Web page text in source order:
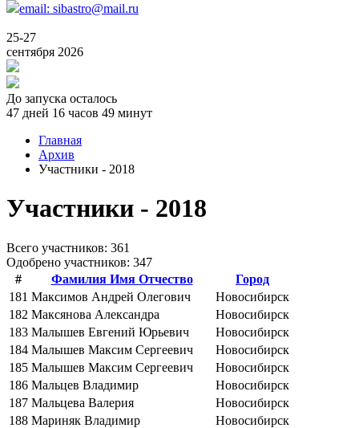
email: sibastro@mail.ru
25-27
сентября 2026
До запуска осталось
47 дней 16 часов 49 минут
Главная
Архив
Участники - 2018
Участники - 2018
Всего учаcтников: 361
Одобрено участников: 347
#
Фамилия Имя Отчество
Город
181 Максимов Андрей Олегович
Новосибирск
182 Максянова Александра
Новосибирск
183 Малышев Евгений Юрьевич
Новосибирск
184 Малышев Максим Сергеевич
Новосибирск
185 Малышев Максим Сергеевич
Новосибирск
186 Мальцев Владимир
Новосибирск
187 Мальцева Валерия
Новосибирск
188 Мариняк Владимир
Новосибирск